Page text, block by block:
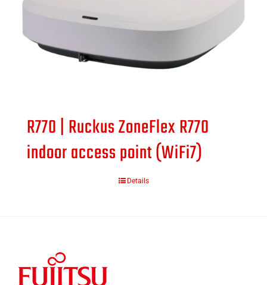
R770 | Ruckus ZoneFlex R770
indoor access point (WiFi7)
Details